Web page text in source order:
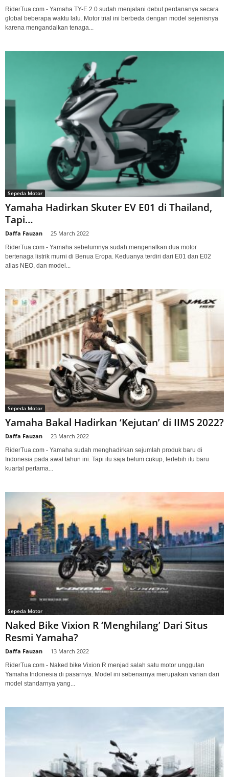
RiderTua.com - Yamaha TY-E 2.0 sudah menjalani debut perdananya secara
global beberapa waktu lalu. Motor trial ini berbeda dengan model sejenisnya
karena mengandalkan tenaga...
Sepeda Motor
Yamaha Hadirkan Skuter EV E01 di Thailand,
Tapi…
Daffa Fauzan 25 March 2022
RiderTua.com - Yamaha sebelumnya sudah mengenalkan dua motor
bertenaga listrik murni di Benua Eropa. Keduanya terdiri dari E01 dan E02
alias NEO, dan model...
Sepeda Motor
Yamaha Bakal Hadirkan ‘Kejutan’ di IIMS 2022?
Daffa Fauzan 23 March 2022
RiderTua.com - Yamaha sudah menghadirkan sejumlah produk baru di
Indonesia pada awal tahun ini. Tapi itu saja belum cukup, terlebih itu baru
kuartal pertama...
Sepeda Motor
Naked Bike Vixion R ‘Menghilang’ Dari Situs
Resmi Yamaha?
Daffa Fauzan 13 March 2022
RiderTua.com - Naked bike Vixion R menjad salah satu motor unggulan
Yamaha Indonesia di pasarnya. Model ini sebenarnya merupakan varian dari
model standarnya yang...